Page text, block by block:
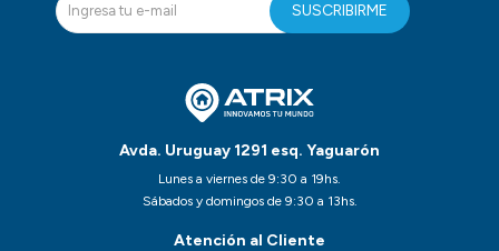
Avda. Uruguay 1291 esq. Yaguarón
Lunes a viernes de 9:30 a 19hs.
Sábados y domingos de 9:30 a 13hs.
Atención al Cliente
SUSCRIBIRME